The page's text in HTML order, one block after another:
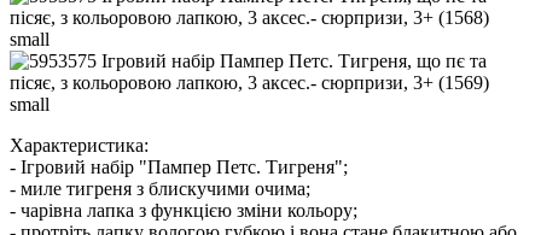
Характеристика:
- Ігровий набір "Пампер Петс. Тигреня";
- миле тигреня з блискучими очима;
- чарівна лапка з функцією зміни кольору;